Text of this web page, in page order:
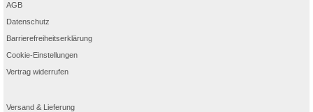
AGB
Datenschutz
Barrierefreiheitserklärung
Cookie-Einstellungen
Vertrag widerrufen
Versand & Lieferung